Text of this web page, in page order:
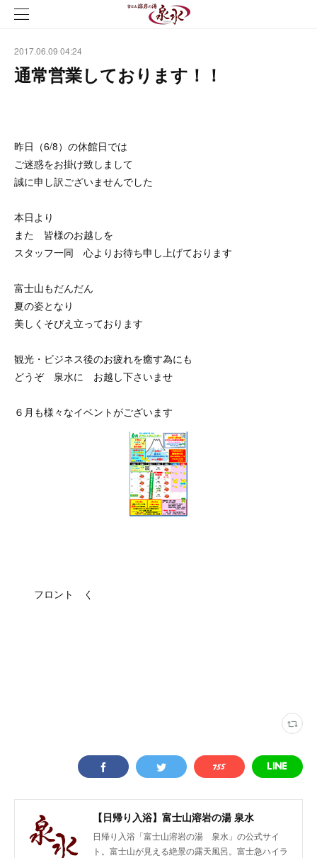
2017.06.09 04:24
通常営業しております！！
昨日（6/8）の休館日では
ご迷惑をお掛け致しまして
誠に申し訳ございませんでした
本日より
また 皆様のお越しを
スタッフ一同 心よりお待ち申し上げております
富士山もだんだん
夏の姿となり
美しくそびえ立っております
観光・ビジネス後のお疲れを癒す為にも
どうぞ 泉水に お越し下さいませ
６月も様々なイベントがございます
フロント く
【日帰り入浴】富士山溶岩の湯 泉水
日帰り入浴「富士山溶岩の湯 泉水」の公式サイ
ト。富士山が見える絶景の露天風呂。富士急ハイラ